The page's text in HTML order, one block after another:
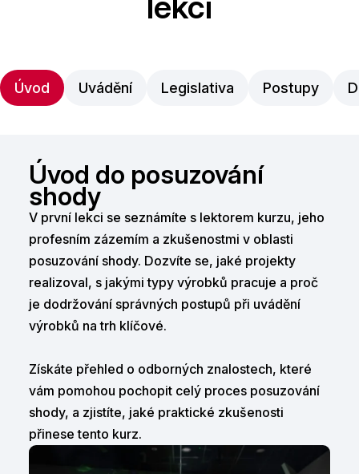
Úvod Uvádění Legislativa Postupy
Úvod do posuzování
shody
V první lekci se seznámíte s lektorem kurzu, jeho
profesním zázemím a zkušenostmi v oblasti
posuzování shody. Dozvíte se, jaké projekty
realizoval, s jakými typy výrobků pracuje a proč
je dodržování správných postupů při uvádění
výrobků na trh klíčové.
Získáte přehled o odborných znalostech, které
vám pomohou pochopit celý proces posuzování
shody, a zjistíte, jaké praktické zkušenosti
přinese tento kurz.